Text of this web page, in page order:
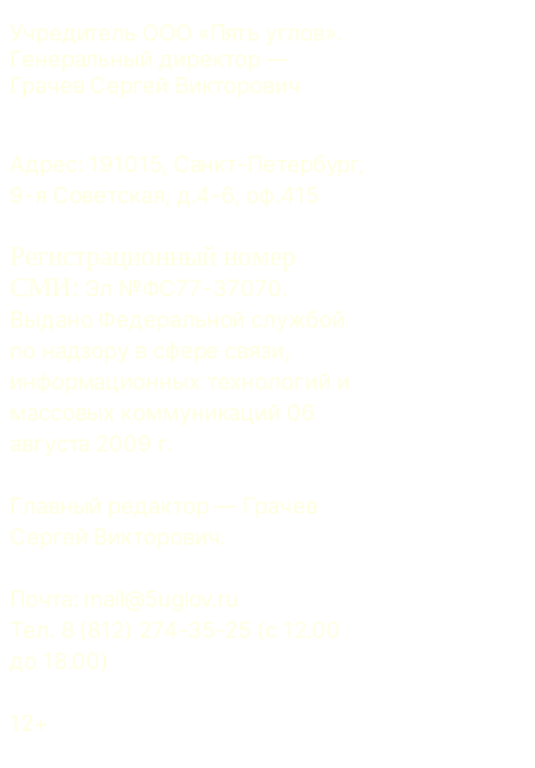
Учредитель ООО «Пять углов».
Генеральный директор —
Грачев Сергей Викторович
Адрес: 191015, Санкт-Петербург,
9-я Советская, д.4-6, оф.415
Регистрационный номер
СМИ: Эл №ФС77-37070.
Выдано Федеральной службой
по надзору в сфере связи,
информационных технологий и
массовых коммуникаций 06
августа 2009 г.
Главный редактор — Грачев
Сергей Викторович.
Почта: mail@5uglov.ru
Тел. 8 (812) 274-35-25 (c 12.00
до 18.00)
12+